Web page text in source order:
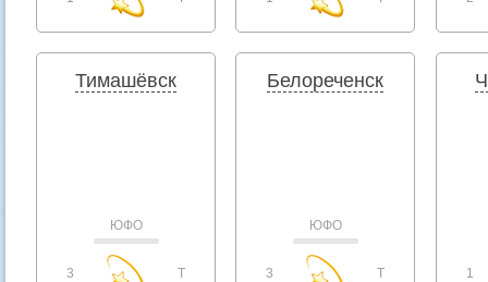
Тимашёвск
ЮФО
3 T
Белореченск
ЮФО
3 T 1